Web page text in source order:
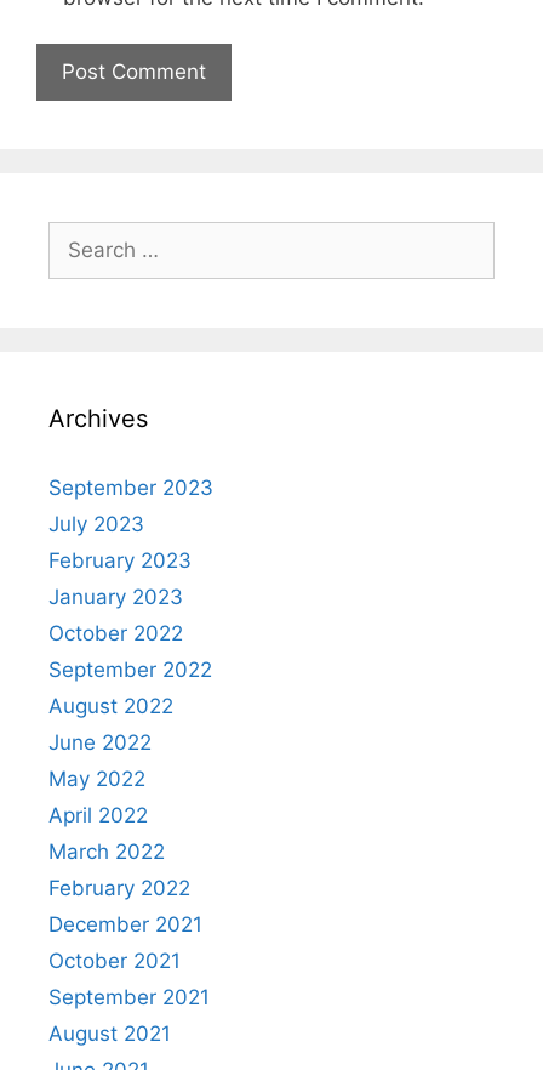
Archives
September 2023
July 2023
February 2023
January 2023
October 2022
September 2022
August 2022
June 2022
May 2022
April 2022
March 2022
February 2022
December 2021
October 2021
September 2021
August 2021